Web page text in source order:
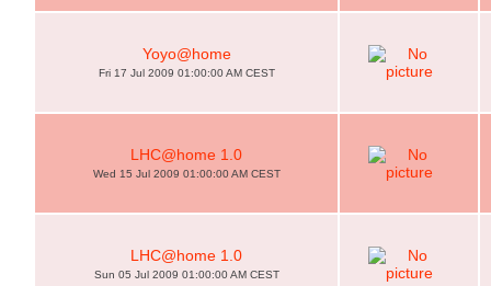
Yoyo@home
Fri 17 Jul 2009 01:00:00 AM CEST
LHC@home 1.0
Wed 15 Jul 2009 01:00:00 AM CEST
LHC@home 1.0
Sun 05 Jul 2009 01:00:00 AM CEST